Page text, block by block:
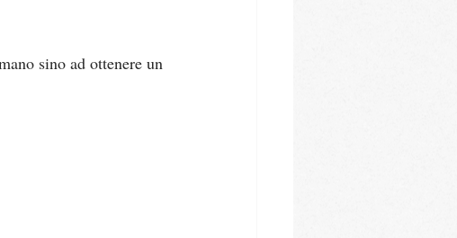
sino ad ottenere un